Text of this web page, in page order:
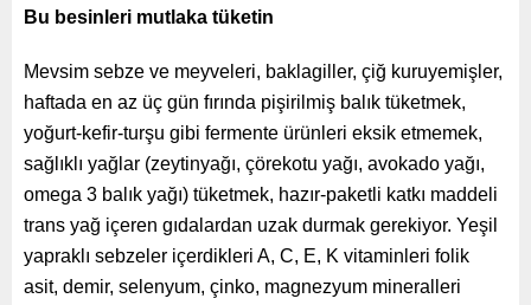
Bu besinleri mutlaka tüketin
Mevsim sebze ve meyveleri, baklagiller, çiğ kuruyemişler,
haftada en az üç gün fırında pişirilmiş balık tüketmek,
yoğurt-kefir-turşu gibi fermente ürünleri eksik etmemek,
sağlıklı yağlar (zeytinyağı, çörekotu yağı, avokado yağı,
omega 3 balık yağı) tüketmek, hazır-paketli katkı maddeli
trans yağ içeren gıdalardan uzak durmak gerekiyor. Yeşil
yapraklı sebzeler içerdikleri A, C, E, K vitaminleri folik
asit, demir, selenyum, çinko, magnezyum mineralleri